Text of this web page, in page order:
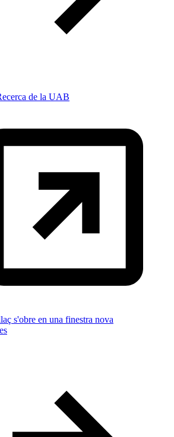
de la UAB
s'obre en una finestra nova